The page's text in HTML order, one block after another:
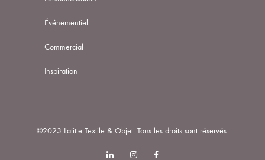
Événementiel
Commercial
Inspiration
LinkedinInstagramFacebook
©2023 Lafitte Textile & Objet. Tous les droits sont réservés.